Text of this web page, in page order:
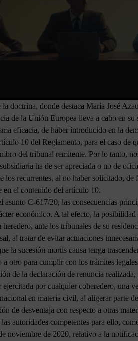
doctrina, donde destaca María José
de la Unión Europea lleva a cabo en su
eficacia, de haber introducido en la
10 del Reglamento, para el caso de
del tribunal remitente. Por lo tanto,
ha de ser apreciada o no de
los recurrentes, al no haber solicitado,
en el contenido del artículo 10.
asunto C-617/20, las consecuencias
económico. A tal efecto, la
ante los tribunales de su
al tratar de evitar actuaciones
la sucesión mortis causa tenga
otro para cumplir con los trámites
de la declaración de renuncia
ejercitada por cualquier coheredero, una
en materia civil, al aligerar parte
de desventaja con respecto a otras
autoridades competentes para ello,
noviembre de 2020, relativo a la